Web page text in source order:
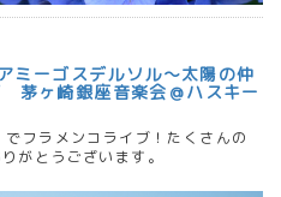
ーゴスデルソル～太陽の仲
ヶ崎銀座音楽会＠ハスキー
フラメンコライブ！たくさんの
がとうございます。